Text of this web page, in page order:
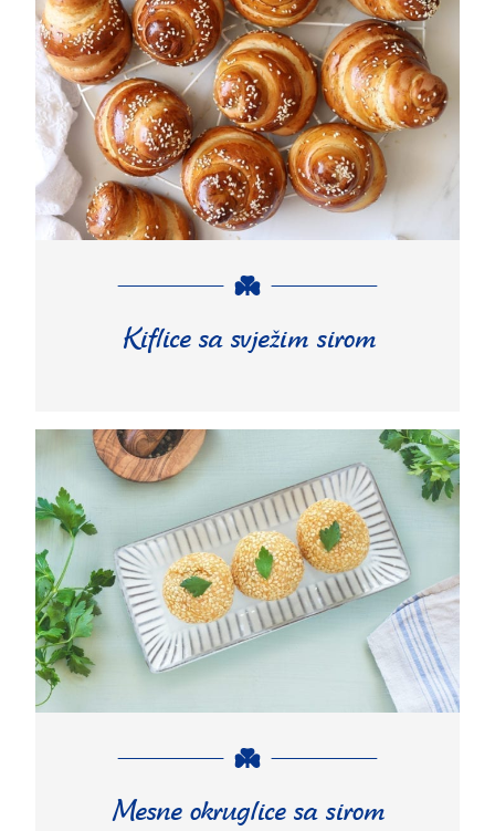
Kiflice sa svježim sirom
Mesne okruglice sa sirom